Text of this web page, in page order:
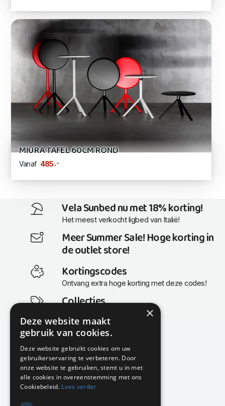
MIURA TAFEL 60CM ROND
Vanaf 485,-
Vela Sunbed nu met 18% korting!
Het meest verkocht ligbed van Italië!
Meer Summer Sale! Hoge korting in
de outlet store!
Kortingscodes
Ontvang extra hoge korting met deze codes!
Collecties
Actuele en populaire collecties
KMP Kantoormeubilair
Airport Business Park
Frankfurtstraat 29-31
1175 RH Lijnden
×
Deze website maakt
gebruik van cookies.
Deze website gebruikt cookies om uw
gebruikerservaring te verbeteren. Door
onze website te gebruiken, stemt u in met
alle cookies in overeenstemming met ons
Cookiebeleid. Lees verder